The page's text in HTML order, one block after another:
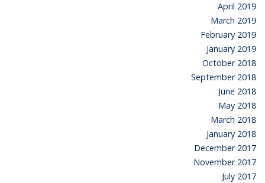
April 2019
March 2019
February 2019
January 2019
October 2018
September 2018
June 2018
May 2018
March 2018
January 2018
December 2017
November 2017
July 2017